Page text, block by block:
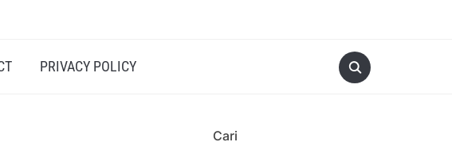
PRIVACY POLICY
Cari